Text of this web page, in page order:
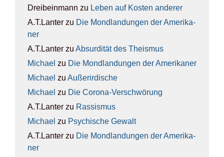
Dreibeinmann zu Leben auf Kos­ten ande­rer
A.T.Lanter zu Die Mond­lan­dun­gen der Ame­ri­ka­
ner
A.T.Lanter zu Absur­di­tät des The­is­mus
Michael zu Die Mond­lan­dun­gen der Ame­ri­ka­ner
Michael zu Außer­ir­di­sche
Michael zu Die Coro­na-Ver­schwö­rung
A.T.Lanter zu Ras­sis­mus
Michael zu Psy­chi­sche Gewalt
A.T.Lanter zu Die Mond­lan­dun­gen der Ame­ri­ka­
ner